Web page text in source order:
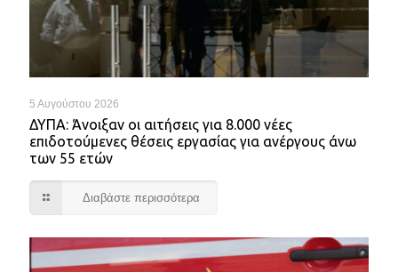
5 Αυγούστου 2026
ΔΥΠΑ: Άνοιξαν οι αιτήσεις για 8.000 νέες
επιδοτούμενες θέσεις εργασίας για ανέργους άνω
των 55 ετών
Διαβάστε περισσότερα